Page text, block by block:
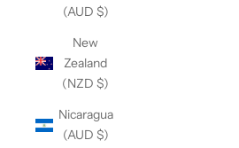
(AUD $)
New
Zealand
(NZD $)
Nicaragua
(AUD $)